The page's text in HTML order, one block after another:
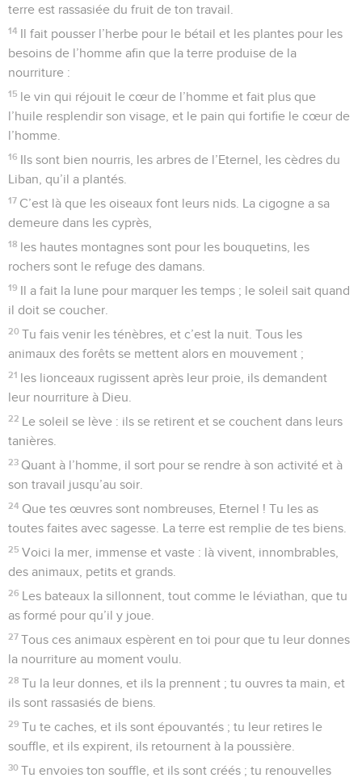
terre est rassasiée du fruit de ton travail.
14 Il fait pousser l’herbe pour le bétail et les plantes pour les
besoins de l’homme afin que la terre produise de la
nourriture :
15 le vin qui réjouit le cœur de l’homme et fait plus que
l’huile resplendir son visage, et le pain qui fortifie le cœur de
l’homme.
16 Ils sont bien nourris, les arbres de l’Eternel, les cèdres du
Liban, qu’il a plantés.
17 C’est là que les oiseaux font leurs nids. La cigogne a sa
demeure dans les cyprès,
18 les hautes montagnes sont pour les bouquetins, les
rochers sont le refuge des damans.
19 Il a fait la lune pour marquer les temps ; le soleil sait quand
il doit se coucher.
20 Tu fais venir les ténèbres, et c’est la nuit. Tous les
animaux des forêts se mettent alors en mouvement ;
21 les lionceaux rugissent après leur proie, ils demandent
leur nourriture à Dieu.
22 Le soleil se lève : ils se retirent et se couchent dans leurs
tanières.
23 Quant à l’homme, il sort pour se rendre à son activité et à
son travail jusqu’au soir.
24 Que tes œuvres sont nombreuses, Eternel ! Tu les as
toutes faites avec sagesse. La terre est remplie de tes biens.
25 Voici la mer, immense et vaste : là vivent, innombrables,
des animaux, petits et grands.
26 Les bateaux la sillonnent, tout comme le léviathan, que tu
as formé pour qu’il y joue.
27 Tous ces animaux espèrent en toi pour que tu leur donnes
la nourriture au moment voulu.
28 Tu la leur donnes, et ils la prennent ; tu ouvres ta main, et
ils sont rassasiés de biens.
29 Tu te caches, et ils sont épouvantés ; tu leur retires le
souffle, et ils expirent, ils retournent à la poussière.
30 Tu envoies ton souffle, et ils sont créés ; tu renouvelles